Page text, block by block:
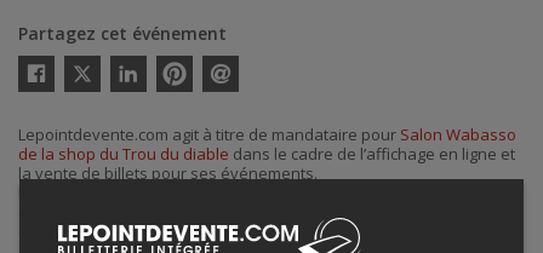
Partagez cet événement
Twitter
courriel
Lepointdevente.com agit à titre de mandataire pour Salon Wabasso
de la shop du Trou du diable dans le cadre de l’affichage en ligne et
la vente de billets pour ses événements.
du Trou du diable, àeric.lavergne@troududiable.com